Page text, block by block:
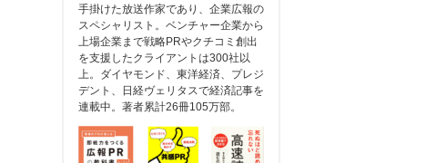
手掛けた放送作家であり、企業広報の
スペシャリスト。ベンチャー企業から
上場企業まで戦略PRやクチコミ創出
を支援したクライアントは300社以
上。ダイヤモンド、東洋経済、プレジ
デント、日経ヴェリタスで経済記事を
連載中。著者累計26冊105万部。